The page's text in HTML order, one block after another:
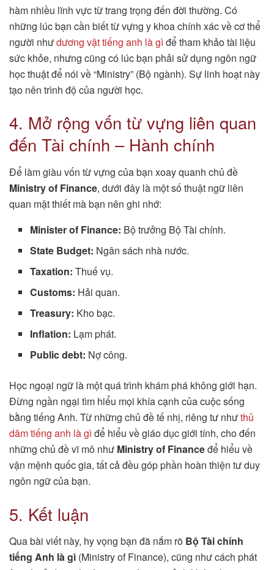
hàm nhiều lĩnh vực từ trang trọng đến đời thường. Có
những lúc bạn cần biết từ vựng y khoa chính xác về cơ thể
người nhưdương vật tiếng anh là gì để tham khảo tài liệu
sức khỏe, nhưng cũng có lúc bạn phải sử dụng ngôn ngữ
học thuật để nói về “Ministry” (Bộ ngành). Sự linh hoạt này
tạo nên trình độ của người học.
4. Mở rộng vốn từ vựng liên quan
đến Tài chính – Hành chính
Để làm giàu vốn từ vựng của bạn xoay quanh chủ đề
Ministry of Finance, dưới đây là một số thuật ngữ liên
quan mật thiết mà bạn nên ghi nhớ:
Minister of Finance: Bộ trưởng Bộ Tài chính.
State Budget: Ngân sách nhà nước.
Taxation: Thuế vụ.
Customs: Hải quan.
Treasury: Kho bạc.
Inflation: Lạm phát.
Public debt: Nợ công.
Học ngoại ngữ là một quá trình khám phá không giới hạn.
Đừng ngần ngại tìm hiểu mọi khía cạnh của cuộc sống
bằng tiếng Anh. Từ những chủ đề tế nhị, riêng tư nhưthủ
dâm tiếng anh là gì để hiểu về giáo dục giới tính, cho đến
những chủ đề vĩ mô như Ministry of Financeđể hiểu về
vận mệnh quốc gia, tất cả đều góp phần hoàn thiện tư duy
ngôn ngữ của bạn.
5. Kết luận
Qua bài viết này, hy vọng bạn đã nắm rõ Bộ Tài chính
tiếng Anh là gì (Ministry of Finance), cũng như cách phát